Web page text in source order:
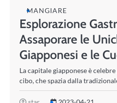
MANGIARE
Esplorazione
Assaporare le
Giapponesi e le
La capitale giapponese è
cibo, che spazia dalla